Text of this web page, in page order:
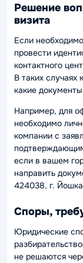
Решение
визита
Если
провести
контактного
В таких случаях
какие документы
Например, для
необходимо
компании с
если в вашем
направить
424038, г.
Споры,
Юридические
не решаются